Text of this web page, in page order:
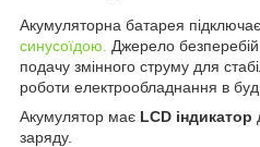
Акумуляторна батарея
синусоїдою.
Джерело
подачу змінного струму для
роботи електрообладнання в
Акумулятор має LCD індикатор
заряду.